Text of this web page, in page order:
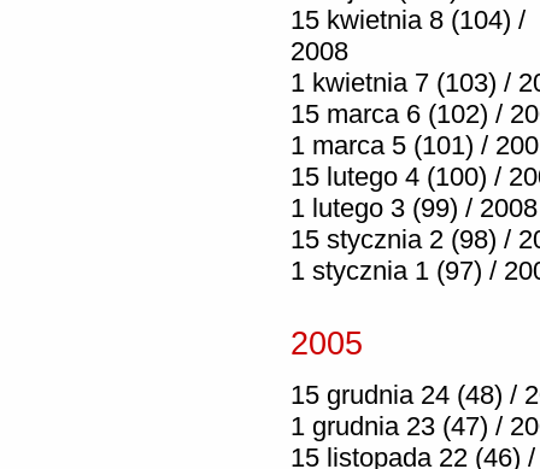
15 kwietnia 8 (104) /
2008
1 kwietnia 7 (103) /
15 marca 6 (102) /
1 marca 5 (101) /
15 lutego 4 (100) /
1 lutego 3 (99) / 2008
15 stycznia 2 (98) /
1 stycznia 1 (97) /
2005
15 grudnia 24 (48) /
1 grudnia 23 (47) /
15 listopada 22 (46) /